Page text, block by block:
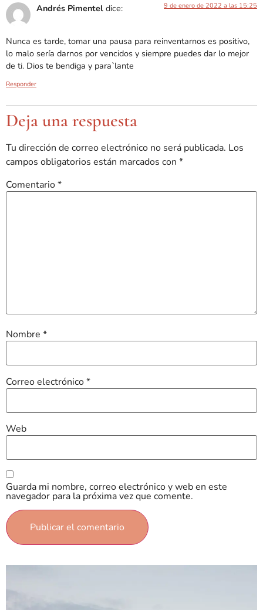
Andrés Pimentel dice: 9 de enero de 2022 a las 15:25
Nunca es tarde, tomar una pausa para reinventarnos es positivo,
lo malo sería darnos por vencidos y siempre puedes dar lo mejor
de ti. Dios te bendiga y para`lante
Responder
Deja una respuesta
Tu dirección de correo electrónico no será publicada. Los
campos obligatorios están marcados con *
Comentario*
Nombre *
Correo electrónico*
Web
Guarda mi nombre, correo electrónico y web en este
navegador para la próxima vez que comente.